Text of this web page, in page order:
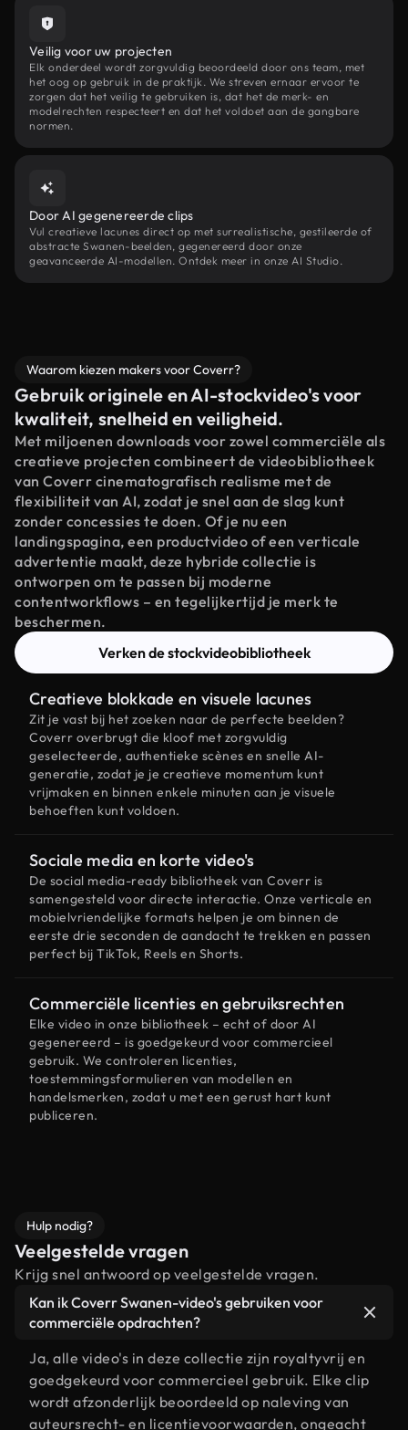
Veilig voor uw projecten
Elk onderdeel wordt zorgvuldig beoordeeld door ons team, met
het oog op gebruik in de praktijk. We streven ernaar ervoor te
zorgen dat het veilig te gebruiken is, dat het de merk- en
modelrechten respecteert en dat het voldoet aan de gangbare
normen.
Door AI gegenereerde clips
Vul creatieve lacunes direct op met surrealistische, gestileerde of
abstracte Swanen-beelden, gegenereerd door onze
geavanceerde AI-modellen. Ontdek meer in onze AI Studio.
Waarom kiezen makers voor Coverr?
Gebruik originele en AI-stockvideo's voor
kwaliteit, snelheid en veiligheid.
Met miljoenen downloads voor zowel commerciële als
creatieve projecten combineert de videobibliotheek
van Coverr cinematografisch realisme met de
flexibiliteit van AI, zodat je snel aan de slag kunt
zonder concessies te doen. Of je nu een
landingspagina, een productvideo of een verticale
advertentie maakt, deze hybride collectie is
ontworpen om te passen bij moderne
contentworkflows – en tegelijkertijd je merk te
beschermen.
Verken de stockvideobibliotheek
Creatieve blokkade en visuele lacunes
Zit je vast bij het zoeken naar de perfecte beelden?
Coverr overbrugt die kloof met zorgvuldig
geselecteerde, authentieke scènes en snelle AI-
generatie, zodat je je creatieve momentum kunt
vrijmaken en binnen enkele minuten aan je visuele
behoeften kunt voldoen.
Sociale media en korte video's
De social media-ready bibliotheek van Coverr is
samengesteld voor directe interactie. Onze verticale en
mobielvriendelijke formats helpen je om binnen de
eerste drie seconden de aandacht te trekken en passen
perfect bij TikTok, Reels en Shorts.
Commerciële licenties en gebruiksrechten
Elke video in onze bibliotheek – echt of door AI
gegenereerd – is goedgekeurd voor commercieel
gebruik. We controleren licenties,
toestemmingsformulieren van modellen en
handelsmerken, zodat u met een gerust hart kunt
publiceren.
Hulp nodig?
Veelgestelde vragen
Krijg snel antwoord op veelgestelde vragen.
Kan ik Coverr Swanen-video's gebruiken voor
commerciële opdrachten?
Ja, alle video's in deze collectie zijn royaltyvrij en
goedgekeurd voor commercieel gebruik. Elke clip
wordt afzonderlijk beoordeeld op naleving van
auteursrecht- en licentievoorwaarden, ongeacht